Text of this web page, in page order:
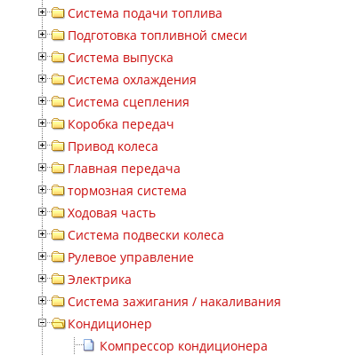
Система подачи топлива
Подготовка топливной смеси
Система выпуска
Система охлаждения
Система сцепления
Коробка передач
Привод колеса
Главная передача
тормозная система
Ходовая часть
Система подвески колеса
Рулевое управление
Электрика
Система зажигания / накаливания
Кондиционер
Компрессор кондиционера